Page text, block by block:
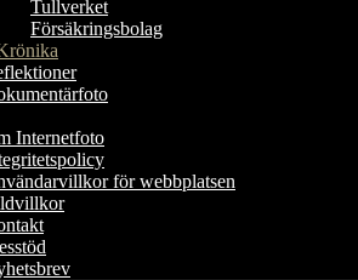
Tullverket
Försäkringsbolag
Internetfoto
för webbplatsen